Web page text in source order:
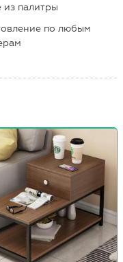
из палитры
по любым